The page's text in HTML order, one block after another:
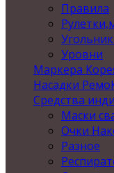
Правила
Уровни
Маркера
Насадки
Средства
Маски
Очки
Разное